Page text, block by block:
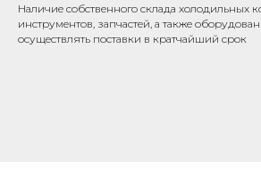
Наличие собственного склада холодильных
инструментов, запчастей, а также
осуществлять поставки в кратчайший срок